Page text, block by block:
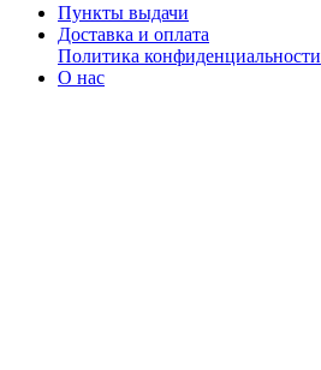
Пункты выдачи
Доставка и оплата
Политика конфиденциальности
О нас